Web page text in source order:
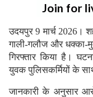
Join for
उदयपुर 9 मार्च 2026।
गाली-गलौज और धक्का-
गिरफ्तार किया है।
युवक पुलिसकर्मियों के
जानकारी के अनुसार